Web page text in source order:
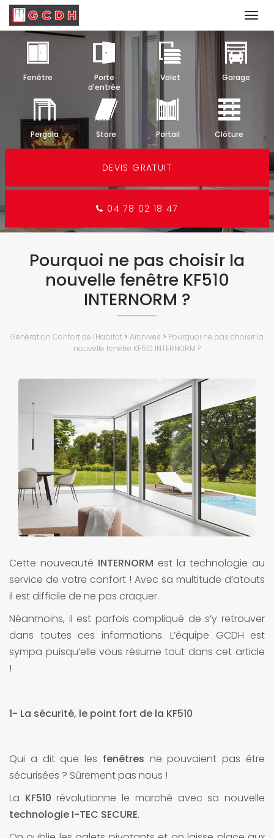
contenu
Fenêtre
Porte
d'entrée
Volet Garage
Pergola Store Portail Clôture
DEVIS GRATUIT
04 78 02 18 47
Pourquoi ne pas choisir la
nouvelle fenêtre KF510
INTERNORM ?
Génération Confort de l'Habitat > Archives > Pourquoi ne pas choisir la
nouvelle fenêtre KF510 INTERNORM ?
Cette nouveauté INTERNORM est la technologie au
service de votre confort ! Avec sa multitude d’atouts
il est difficile de ne pas craquer.
Néanmoins, il est parfois compliqué de s’y retrouver
dans toutes ces informations. L’équipe GCDH est
sympa puisqu’elle vous résume tout dans cet article
!
1- La sécurité, le point fort de la KF510
Qui a dit que les fenêtres ne pouvaient pas être
sécurisées ? Sûrement pas nous !
La KF510 révolutionne le marché avec sa nouvelle
technologie I-TEC SECURE.